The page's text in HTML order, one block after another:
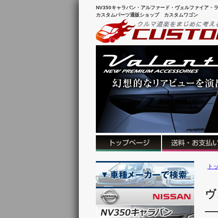
NV350キャラバン・アルファード・ヴェルファイア・
カスタムパーツ通販ショップ カスタムワゴン
ト